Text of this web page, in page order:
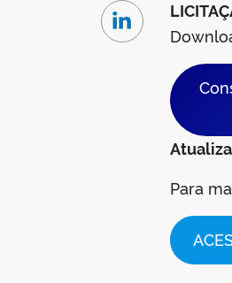
Para
Linkedin